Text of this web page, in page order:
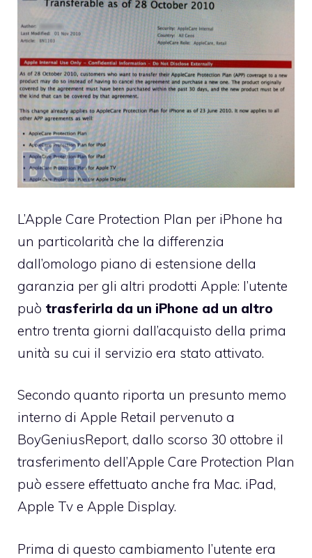
L’Apple Care Protection Plan per iPhone ha
un particolarità che la differenzia
dall’omologo piano di estensione della
garanzia per gli altri prodotti Apple: l’utente
può trasferirla da un iPhone ad un altro
entro trenta giorni dall’acquisto della prima
unità su cui il servizio era stato attivato.
Secondo quanto riporta un presunto memo
interno di Apple Retail pervenuto a
BoyGeniusReport, dallo scorso 30 ottobre il
trasferimento dell’Apple Care Protection Plan
può essere effettuato anche fra Mac. iPad,
Apple Tv e Apple Display.
Prima di questo cambiamento l’utente era